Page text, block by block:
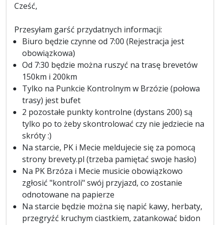
Cześć,
Przesyłam garść przydatnych informacji:
Biuro będzie czynne od 7:00 (Rejestracja jest
obowiązkowa)
Od 7:30 będzie można ruszyć na trasę brevetów
150km i 200km
Tylko na Punkcie Kontrolnym w Brzózie (połowa
trasy) jest bufet
2 pozostałe punkty kontrolne (dystans 200) są
tylko po to żeby skontrolować czy nie jedziecie na
skróty :)
Na starcie, PK i Mecie meldujecie się za pomocą
strony brevety.pl (trzeba pamiętać swoje hasło)
Na PK Brzóza i Mecie musicie obowiązkowo
zgłosić "kontroli" swój przyjazd, co zostanie
odnotowane na papierze
Na starcie będzie można się napić kawy, herbaty,
przegryźć kruchym ciastkiem, zatankować bidon